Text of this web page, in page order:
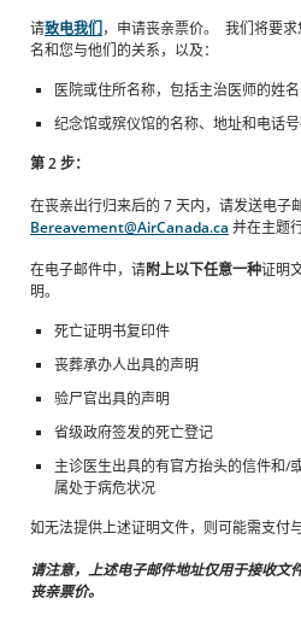
请致电我们，申请丧亲票价。 我们将要
名和您与他们的关系，以及：
医院或住所名称，包括主治医师的姓
纪念馆或殡仪馆的名称、地址和电话
第 2 步：
在丧亲出行归来后的 7 天内，请发送电子
Bereavement@AirCanada.ca 并在主题
在电子邮件中，请附上以下任意一种证明
明。
死亡证明书复印件
丧葬承办人出具的声明
验尸官出具的声明
省级政府签发的死亡登记
主诊医生出具的有官方抬头的信件和/
属处于病危状况
如无法提供上述证明文件，则可能需支付
请注意，上述电子邮件地址仅用于接收文
丧亲票价。